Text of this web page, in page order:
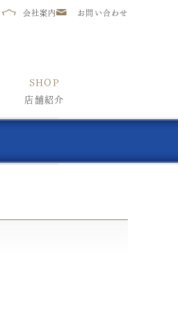
会社案内 お問い合わせ
SHOP
店舗紹介